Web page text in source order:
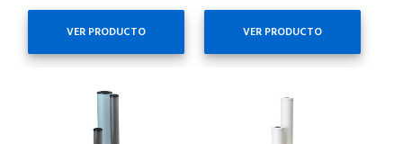
VER PRODUCTO VER PRODUCTO